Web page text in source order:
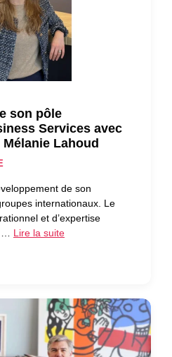
son pôle
Services avec
Lahoud
de son
internationaux. Le
et d’expertise
… Lire la suite